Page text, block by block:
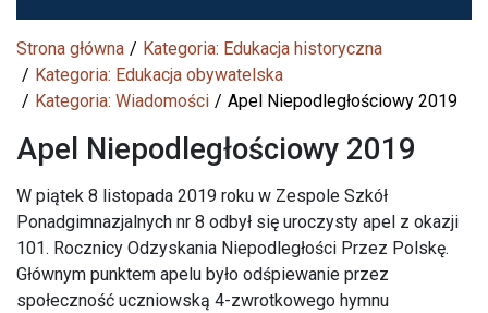
Strona główna
Kategoria: Edukacja historyczna
Kategoria: Edukacja obywatelska
Kategoria: Wiadomości
Apel Niepodległościowy 2019
Apel Niepodległościowy 2019
W piątek 8 listopada 2019 roku w Zespole Szkół
Ponadgimnazjalnych nr 8 odbył się uroczysty apel z okazji
101. Rocznicy Odzyskania Niepodległości Przez Polskę.
Głównym punktem apelu było odśpiewanie przez
społeczność uczniowską 4-zwrotkowego hymnu